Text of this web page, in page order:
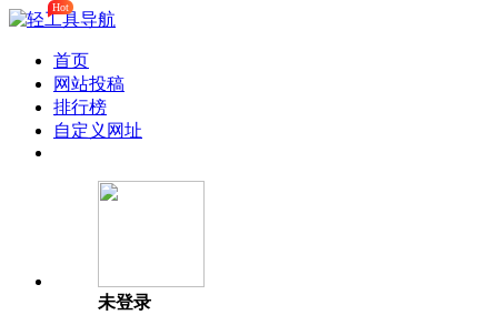
首页
网站投稿
排行榜
Hot
自定义网址
未登录